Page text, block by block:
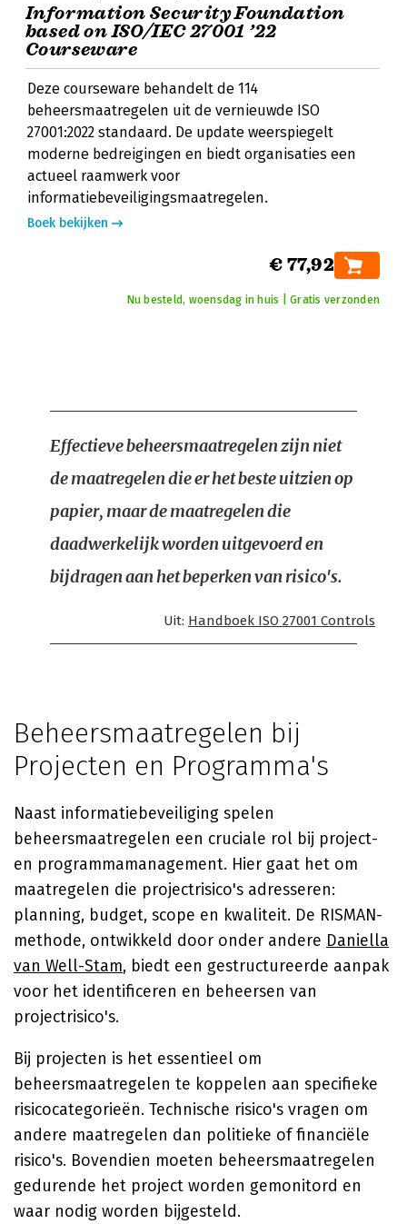
Information Security Foundation
based on ISO/IEC 27001 ’22
Courseware
Deze courseware behandelt de 114
beheersmaatregelen uit de vernieuwde ISO
27001:2022 standaard. De update weerspiegelt
moderne bedreigingen en biedt organisaties een
actueel raamwerk voor
informatiebeveiligingsmaatregelen.
Boek bekijken
€ 77,92
Nu besteld, woensdag in huis | Gratis verzonden
Effectieve beheersmaatregelen zijn niet
de maatregelen die er het beste uitzien op
papier, maar de maatregelen die
daadwerkelijk worden uitgevoerd en
bijdragen aan het beperken van risico's.
Uit: Handboek ISO 27001 Controls
Beheersmaatregelen bij
Projecten en Programma's
Naast informatiebeveiliging spelen
beheersmaatregelen een cruciale rol bij project-
en programmamanagement. Hier gaat het om
maatregelen die projectrisico's adresseren:
planning, budget, scope en kwaliteit. De RISMAN-
methode, ontwikkeld door onder andere Daniella
van Well-Stam, biedt een gestructureerde aanpak
voor het identificeren en beheersen van
projectrisico's.
Bij projecten is het essentieel om
beheersmaatregelen te koppelen aan specifieke
risicocategorieën. Technische risico's vragen om
andere maatregelen dan politieke of financiële
risico's. Bovendien moeten beheersmaatregelen
gedurende het project worden gemonitord en
waar nodig worden bijgesteld.